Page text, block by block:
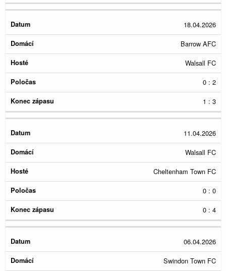
18.04.2026
Barrow AFC
Walsall FC
0 : 2
1 : 3
11.04.2026
Walsall FC
Cheltenham Town FC
0 : 0
0 : 4
06.04.2026
Swindon Town FC